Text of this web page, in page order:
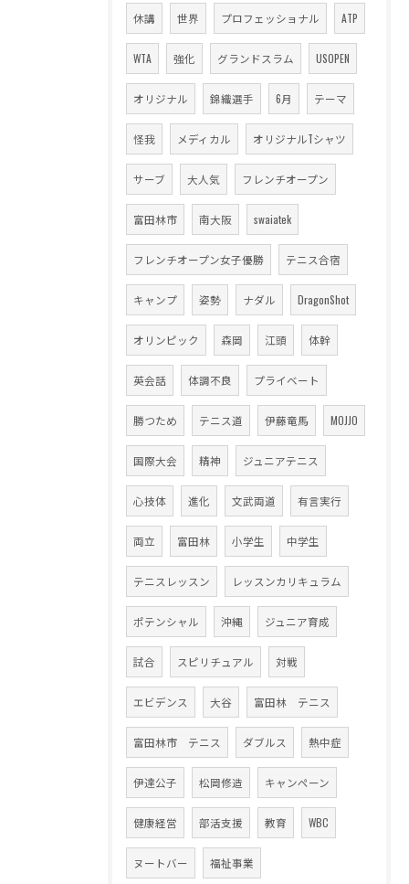
休講 世界 プロフェッショナル ATP
WTA 強化 グランドスラム USOPEN
オリジナル 錦織選手 6月 テーマ
怪我 メディカル オリジナルTシャツ
サーブ 大人気 フレンチオープン
富田林市 南大阪 swaiatek
フレンチオープン女子優勝 テニス合宿
キャンプ 姿勢 ナダル DragonShot
オリンピック 森岡 江頭 体幹
英会話 体調不良 プライベート
勝つため テニス道 伊藤竜馬 MOJJO
国際大会 精神 ジュニアテニス
心技体 進化 文武両道 有言実行
両立 富田林 小学生 中学生
テニスレッスン レッスンカリキュラム
ポテンシャル 沖縄 ジュニア育成
試合 スピリチュアル 対戦
エビデンス 大谷 富田林 テニス
富田林市 テニス ダブルス 熱中症
伊達公子 松岡修造 キャンペーン
健康経営 部活支援 教育 WBC
ヌートバー 福祉事業